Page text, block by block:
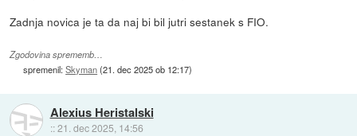
Zadnja novica je ta da naj bi bil jutri sestanek s FIO.
Zgodovina sprememb…
spremenil:Skyman(21. dec 2025 ob 12:17)
Alexius Heristalski
::21. dec 2025, 14:56